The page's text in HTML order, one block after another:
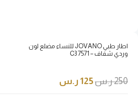
اطار طبي JOVANO للنساء مضلع لون
وردي شفاف – 7571 C3
250ر.س125 ر.س